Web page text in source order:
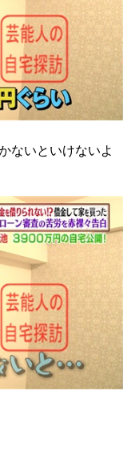
ないといけないよ